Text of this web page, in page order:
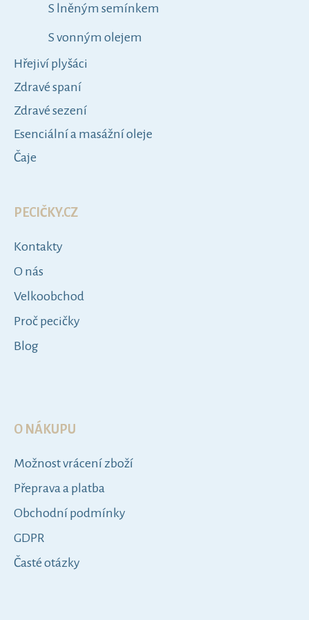
S lněným semínkem
S vonným olejem
Hřejiví plyšáci
Zdravé spaní
Zdravé sezení
Esenciální a masážní oleje
Čaje
PECIČKY.CZ
Kontakty
O nás
Velkoobchod
Proč pecičky
Blog
O NÁKUPU
Možnost vrácení zboží
Přeprava a platba
Obchodní podmínky
GDPR
Časté otázky